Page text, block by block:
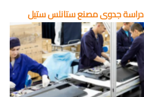
دراسة جدوى مصنع ستانلس ستيل